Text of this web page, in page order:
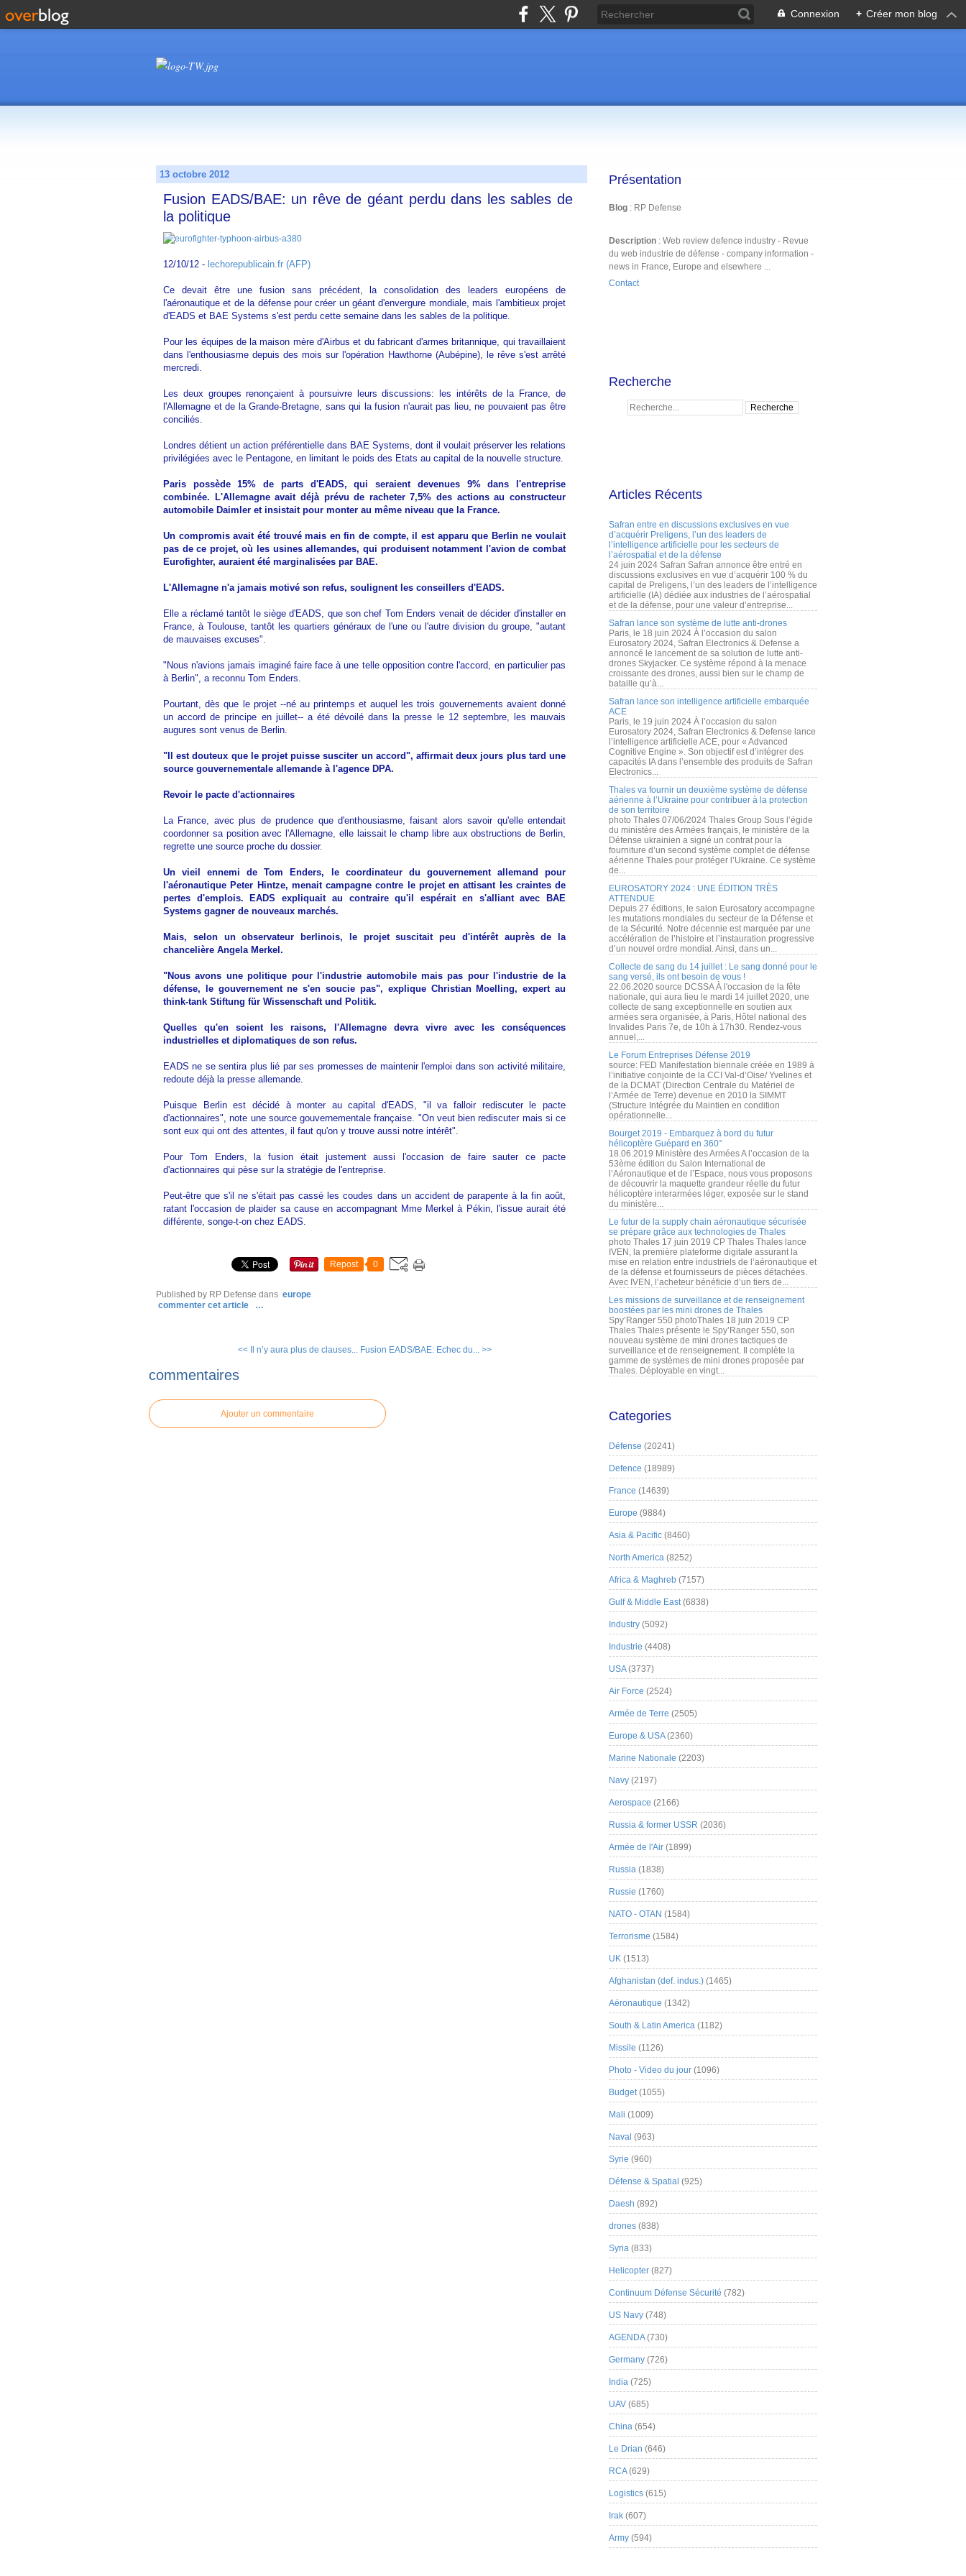
Connexion + Créer mon blog
13 octobre 2012
Fusion EADS/BAE: un rêve de géant perdu dans les sables de
la politique
12/10/12 - lechorepublicain.fr (AFP)
Ce devait être une fusion sans précédent, la consolidation des leaders européens de
l'aéronautique et de la défense pour créer un géant d'envergure mondiale, mais l'ambitieux projet
d'EADS et BAE Systems s'est perdu cette semaine dans les sables de la politique.
Pour les équipes de la maison mère d'Airbus et du fabricant d'armes britannique, qui travaillaient
dans l'enthousiasme depuis des mois sur l'opération Hawthorne (Aubépine), le rêve s'est arrêté
mercredi.
Les deux groupes renonçaient à poursuivre leurs discussions: les intérêts de la France, de
l'Allemagne et de la Grande-Bretagne, sans qui la fusion n'aurait pas lieu, ne pouvaient pas être
conciliés.
Londres détient un action préférentielle dans BAE Systems, dont il voulait préserver les relations
privilégiées avec le Pentagone, en limitant le poids des Etats au capital de la nouvelle structure.
Paris possède 15% de parts d'EADS, qui seraient devenues 9% dans l'entreprise
combinée. L'Allemagne avait déjà prévu de racheter 7,5% des actions au constructeur
automobile Daimler et insistait pour monter au même niveau que la France.
Un compromis avait été trouvé mais en fin de compte, il est apparu que Berlin ne voulait
pas de ce projet, où les usines allemandes, qui produisent notamment l'avion de combat
Eurofighter, auraient été marginalisées par BAE.
L'Allemagne n'a jamais motivé son refus, soulignent les conseillers d'EADS.
Elle a réclamé tantôt le siège d'EADS, que son chef Tom Enders venait de décider d'installer en
France, à Toulouse, tantôt les quartiers généraux de l'une ou l'autre division du groupe, "autant
de mauvaises excuses".
"Nous n'avions jamais imaginé faire face à une telle opposition contre l'accord, en particulier pas
à Berlin", a reconnu Tom Enders.
Pourtant, dès que le projet --né au printemps et auquel les trois gouvernements avaient donné
un accord de principe en juillet-- a été dévoilé dans la presse le 12 septembre, les mauvais
augures sont venus de Berlin.
"Il est douteux que le projet puisse susciter un accord", affirmait deux jours plus tard une
source gouvernementale allemande à l'agence DPA.
Revoir le pacte d'actionnaires
La France, avec plus de prudence que d'enthousiasme, faisant alors savoir qu'elle entendait
coordonner sa position avec l'Allemagne, elle laissait le champ libre aux obstructions de Berlin,
regrette une source proche du dossier.
Un vieil ennemi de Tom Enders, le coordinateur du gouvernement allemand pour
l'aéronautique Peter Hintze, menait campagne contre le projet en attisant les craintes de
pertes d'emplois. EADS expliquait au contraire qu'il espérait en s'alliant avec BAE
Systems gagner de nouveaux marchés.
Mais, selon un observateur berlinois, le projet suscitait peu d'intérêt auprès de la
chancelière Angela Merkel.
"Nous avons une politique pour l'industrie automobile mais pas pour l'industrie de la
défense, le gouvernement ne s'en soucie pas", explique Christian Moelling, expert au
think-tank Stiftung für Wissenschaft und Politik.
Quelles qu'en soient les raisons, l'Allemagne devra vivre avec les conséquences
industrielles et diplomatiques de son refus.
EADS ne se sentira plus lié par ses promesses de maintenir l'emploi dans son activité militaire,
redoute déjà la presse allemande.
Puisque Berlin est décidé à monter au capital d'EADS, "il va falloir rediscuter le pacte
d'actionnaires", note une source gouvernementale française. "On veut bien rediscuter mais si ce
sont eux qui ont des attentes, il faut qu'on y trouve aussi notre intérêt".
Pour Tom Enders, la fusion était justement aussi l'occasion de faire sauter ce pacte
d'actionnaires qui pèse sur la stratégie de l'entreprise.
Peut-être que s'il ne s'était pas cassé les coudes dans un accident de parapente à la fin août,
ratant l'occasion de plaider sa cause en accompagnant Mme Merkel à Pékin, l'issue aurait été
différente, songe-t-on chez EADS.
Repost 0
Published by RP Defense dans europe
commenter cet article
…
<< Il n’y aura plus de clauses... Fusion EADS/BAE: Echec du... >>
commentaires
Ajouter un commentaire
Présentation
Blog : RP Defense
Description : Web review defence industry - Revue
du web industrie de défense - company information -
news in France, Europe and elsewhere ...
Contact
Recherche
Articles Récents
Safran entre en discussions exclusives en vue
d’acquérir Preligens, l’un des leaders de
l’intelligence artificielle pour les secteurs de
l’aérospatial et de la défense
24 juin 2024 Safran Safran annonce être entré en
discussions exclusives en vue d’acquérir 100 % du
capital de Preligens, l’un des leaders de l’intelligence
artificielle (IA) dédiée aux industries de l’aérospatial
et de la défense, pour une valeur d’entreprise...
Safran lance son système de lutte anti-drones
Paris, le 18 juin 2024 À l’occasion du salon
Eurosatory 2024, Safran Electronics & Defense a
annoncé le lancement de sa solution de lutte anti-
drones Skyjacker. Ce système répond à la menace
croissante des drones, aussi bien sur le champ de
bataille qu’à...
Safran lance son intelligence artificielle embarquée
ACE
Paris, le 19 juin 2024 À l’occasion du salon
Eurosatory 2024, Safran Electronics & Defense lance
l’intelligence artificielle ACE, pour « Advanced
Cognitive Engine ». Son objectif est d’intégrer des
capacités IA dans l’ensemble des produits de Safran
Electronics...
Thales va fournir un deuxième système de défense
aérienne à l’Ukraine pour contribuer à la protection
de son territoire
photo Thales 07/06/2024 Thales Group Sous l’égide
du ministère des Armées français, le ministère de la
Défense ukrainien a signé un contrat pour la
fourniture d’un second système complet de défense
aérienne Thales pour protéger l’Ukraine. Ce système
de...
EUROSATORY 2024 : UNE ÉDITION TRÈS
ATTENDUE
Depuis 27 éditions, le salon Eurosatory accompagne
les mutations mondiales du secteur de la Défense et
de la Sécurité. Notre décennie est marquée par une
accélération de l’histoire et l’instauration progressive
d’un nouvel ordre mondial. Ainsi, dans un...
Collecte de sang du 14 juillet : Le sang donné pour le
sang versé, ils ont besoin de vous !
22.06.2020 source DCSSA À l'occasion de la fête
nationale, qui aura lieu le mardi 14 juillet 2020, une
collecte de sang exceptionnelle en soutien aux
armées sera organisée, à Paris, Hôtel national des
Invalides Paris 7e, de 10h à 17h30. Rendez-vous
annuel,...
Le Forum Entreprises Défense 2019
source: FED Manifestation biennale créée en 1989 à
l’initiative conjointe de la CCI Val-d’Oise/ Yvelines et
de la DCMAT (Direction Centrale du Matériel de
l’Armée de Terre) devenue en 2010 la SIMMT
(Structure Intégrée du Maintien en condition
opérationnelle...
Bourget 2019 - Embarquez à bord du futur
hélicoptère Guépard en 360°
18.06.2019 Ministère des Armées A l’occasion de la
53ème édition du Salon International de
l’Aéronautique et de l’Espace, nous vous proposons
de découvrir la maquette grandeur réelle du futur
hélicoptère interarmées léger, exposée sur le stand
du ministère...
Le futur de la supply chain aéronautique sécurisée
se prépare grâce aux technologies de Thales
photo Thales 17 juin 2019 CP Thales Thales lance
IVEN, la première plateforme digitale assurant la
mise en relation entre industriels de l’aéronautique et
de la défense et fournisseurs de pièces détachées.
Avec IVEN, l’acheteur bénéficie d’un tiers de...
Les missions de surveillance et de renseignement
boostées par les mini drones de Thales
Spy’Ranger 550 photoThales 18 juin 2019 CP
Thales Thales présente le Spy’Ranger 550, son
nouveau système de mini drones tactiques de
surveillance et de renseignement. Il complète la
gamme de systèmes de mini drones proposée par
Thales. Déployable en vingt...
Categories
Défense (20241)
Defence (18989)
France (14639)
Europe (9884)
Asia & Pacific (8460)
North America (8252)
Africa & Maghreb (7157)
Gulf & Middle East(6838)
Industry (5092)
Industrie (4408)
USA(3737)
Air Force (2524)
Armée de Terre (2505)
Europe & USA(2360)
Marine Nationale (2203)
Navy (2197)
Aerospace (2166)
Russia & former USSR (2036)
Armée de l'Air (1899)
Russia (1838)
Russie (1760)
NATO - OTAN (1584)
Terrorisme (1584)
UK (1513)
Afghanistan (def. indus.) (1465)
Aéronautique (1342)
South & Latin America (1182)
Missile (1126)
Photo - Video du jour (1096)
Budget(1055)
Mali (1009)
Naval (963)
Syrie (960)
Défense & Spatial (925)
Daesh (892)
drones (838)
Syria (833)
Helicopter (827)
Continuum Défense Sécurité (782)
US Navy (748)
AGENDA(730)
Germany (726)
India (725)
UAV (685)
China (654)
Le Drian (646)
RCA(629)
Logistics (615)
Irak (607)
Army (594)